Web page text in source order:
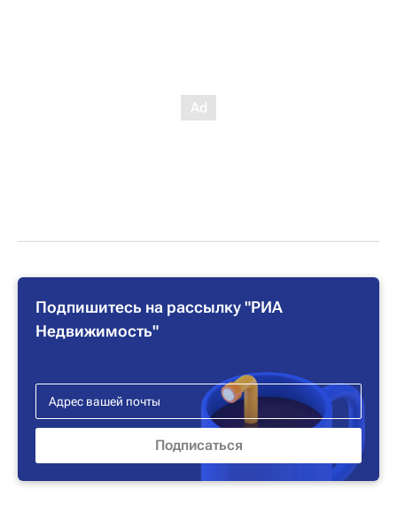
Подпишитесь на рассылку "РИА
Недвижимость"